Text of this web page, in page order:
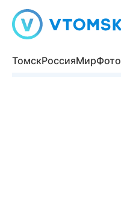
ТомскРоссияМирФото